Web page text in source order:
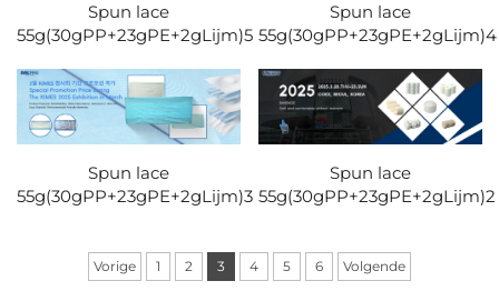
Spun lace
55g(30gPP+23gPE+2gLijm)5
Spun lace
55g(30gPP+23gPE+2gLijm)4
Spun lace
55g(30gPP+23gPE+2gLijm)3
Spun lace
55g(30gPP+23gPE+2gLijm)2
Vorige 1 2 3 4 5 6 Volgende